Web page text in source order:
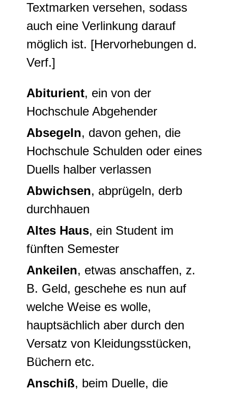
Textmarken versehen, sodass
auch eine Verlinkung darauf
möglich ist. [Hervorhebungen d.
Verf.]
Abiturient, ein von der
Hochschule Abgehender
Absegeln, davon gehen, die
Hochschule Schulden oder eines
Duells halber verlassen
Abwichsen, abprügeln, derb
durchhauen
Altes Haus, ein Student im
fünften Semester
Ankeilen, etwas anschaffen, z.
B. Geld, geschehe es nun auf
welche Weise es wolle,
hauptsächlich aber durch den
Versatz von Kleidungsstücken,
Büchern etc.
Anschiß, beim Duelle, die